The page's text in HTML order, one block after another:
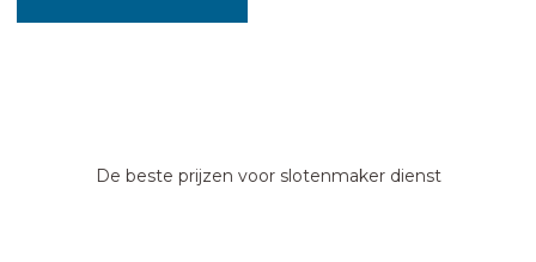
De beste prijzen voor slotenmaker dienst